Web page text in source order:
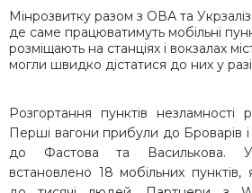
Мінрозвитку разом з ОВА та
де саме працюватимуть мобільні
розміщають на станціях і вокзалах
могли швидко дістатися до них у
Розгортання пунктів незламності
Перші вагони прибули до Броварів
до Фастова та Василькова. У
встановлено 18 мобільних